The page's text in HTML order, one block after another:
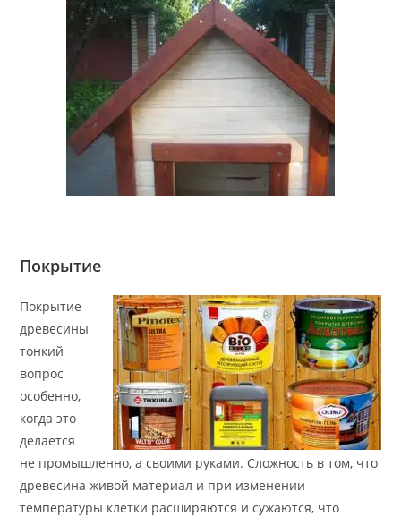
Покрытие
Покрытие
древесины
тонкий
вопрос
особенно,
когда это
делается
не промышленно, а своими руками. Сложность в том, что
древесина живой материал и при изменении
температуры клетки расширяются и сужаются, что